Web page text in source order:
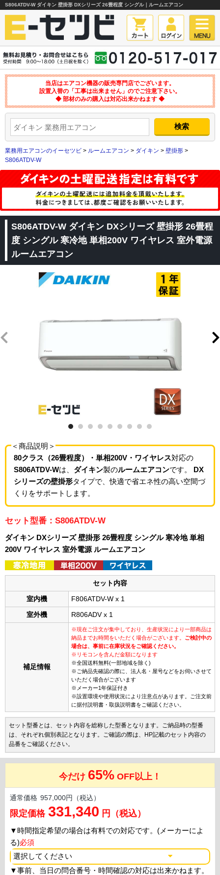
S806ATDV-W ダイキン 壁掛形 DXシリーズ 26畳程度 シングル｜ルームエアコン
当店はエアコン機器の販売専門店でございます。
設置入替の「工事は出来ません」のでご注意下さい。
◆ 部材のみの購入は対応出来かねます ◆
業務用エアコンのイーセツビ > ルームエアコン > ダイキン > 壁掛形 >
S806ATDV-W
S806ATDV-W ダイキン DXシリーズ 壁掛形 26畳程
度 シングル 寒冷地 単相200V ワイヤレス 室外電源
ルームエアコン
＜商品説明＞
80クラス（26畳程度）・単相200V・ワイヤレス対応の
S806ATDV-Wは、 ダイキン製のルームエアコンです。 DX
シリーズの壁掛形タイプで、快適で省エネ性の高い空間づ
くりをサポートします。
セット型番：S806ATDV-W
ダイキン DXシリーズ 壁掛形 26畳程度 シングル 寒冷地 単相
200V ワイヤレス 室外電源 ルームエアコン
セット内容
室内機 F806ATDV-W x 1
室外機 R806ADV x 1
補足情報
※現在ご注文が集中しており、生産状況により一部商品は
納品までお時間をいただく場合がございます。 ご検討中の
場合は、事前に在庫状況をご確認ください。
※リモコンを含んだ金額になります
※全国送料無料(一部地域を除く)
※ご納品先確認の際に、法人名・屋号などをお伺いさせて
いただく場合がございます
※メーカー1年保証付き
※設置環境や使用状況により注意点があります。ご注文前
に据付説明書・取扱説明書をご確認ください。
セット型番とは、セット内容を総称した型番となります。ご納品時の型番
は、それぞれ個別表記となります。ご確認の際は、HP記載のセット内容の
品番をご確認ください。
今だけ 65% OFF以上！
通常価格 957,000円（税込）
限定価格 331,340 円（税込）
▼時間指定希望の場合は有料での対応です。(メーカーによ
る)必須
▼事前、当日の問合番号・時間確認の対応は出来かねます。